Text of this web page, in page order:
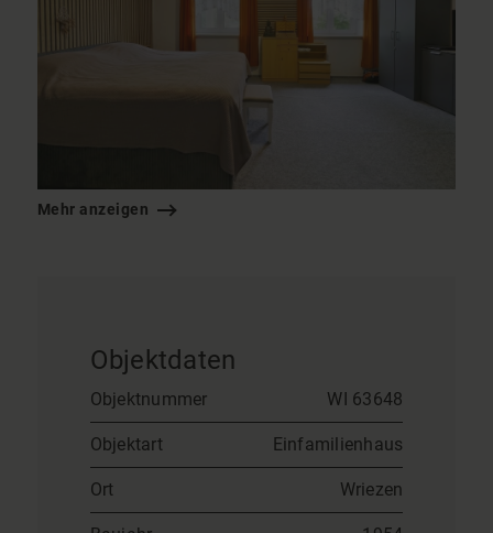
Mehr anzeigen
Objektdaten
Objektnummer WI 63648
Objektart Einfamilienhaus
Ort Wriezen